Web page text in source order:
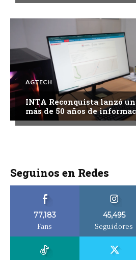
AGTECH
INTA Reconquista lanzó
más de 50 años de
Seguinos en Redes
77,183
Fans
45,495
Seguidores